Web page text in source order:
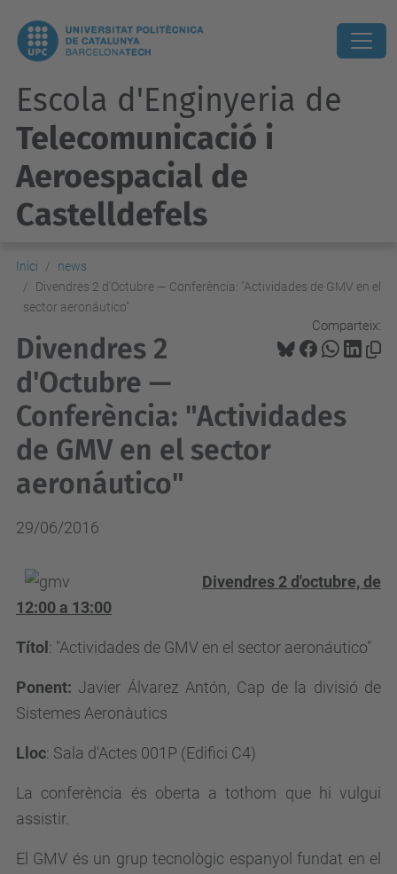
Escola d'Enginyeria de
Telecomunicació i
Aeroespacial de
Castelldefels
Inici
news
Divendres 2 d'Octubre — Conferència: "Actividades de GMV en el
sector aeronáutico"
Comparteix:
Divendres 2
d'Octubre —
Conferència: "Actividades
de GMV en el sector
aeronáutico"
29/06/2016
Divendres 2 d'octubre, de
12:00 a 13:00
Títol : "Actividades de GMV en el sector aeronáutico"
Ponent: Javier Álvarez Antón, Cap de la divisió de
Sistemes Aeronàutics
Lloc: Sala d'Actes 001P (Edifici C4)
La conferència és oberta a tothom que hi vulgui
assistir.
El GMV és un grup tecnològic espanyol fundat en el